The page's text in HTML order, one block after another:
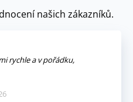
našich zákazníků.
rychle a v pořádku,